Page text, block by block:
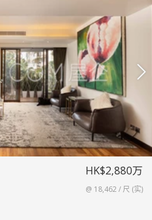
HK$2,880万
@ 18,462 / 尺 (实)